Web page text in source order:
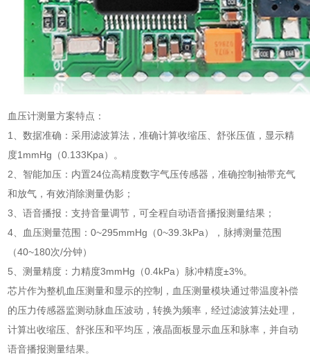
血压计测量方案特点：
1、数据准确：采用滤波算法，准确计算收缩压、舒张压值，显示精
度1mmHg（0.133Kpa）。
2、智能加压：内置24位高精度数字气压传感器，准确控制袖带充气
和放气，有效消除测量伪影；
3、语音播报：支持音量调节，可全程自动语音播报测量结果；
4、血压测量范围：0~295mmHg（0~39.3kPa），脉搏测量范围
（40~180次/分钟）
5、测量精度：力精度3mmHg（0.4kPa）脉冲精度±3%。
芯片作为整机血压测量和显示的控制，血压测量模块通过带温度补偿
的压力传感器监测动脉血压波动，转换为频率，经过滤波算法处理，
计算出收缩压、舒张压和平均压，液晶面板显示血压和脉率，并自动
语音播报测量结果。